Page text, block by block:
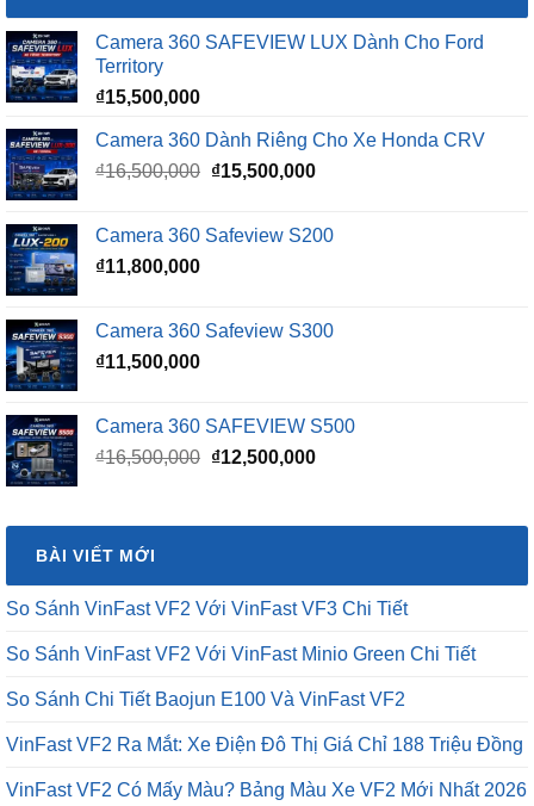
Camera 360 SAFEVIEW LUX Dành Cho Ford
Territory
₫15,500,000
Camera 360 Dành Riêng Cho Xe Honda CRV
₫16,500,000 Giá
₫16,500,000.
₫15,500,000Giá
là:
Camera 360 Safeview S200
₫11,800,000
Camera 360 Safeview S300
₫11,500,000
Camera 360 SAFEVIEW S500
₫16,500,000 Giá
₫16,500,000.
₫12,500,000Giá
là:
BÀI VIẾT MỚI
So Sánh VinFast VF2 Với VinFast VF3 Chi Tiết
So Sánh VinFast VF2 Với VinFast Minio Green Chi Tiết
So Sánh Chi Tiết Baojun E100 Và VinFast VF2
VinFast VF2 Ra Mắt: Xe Điện Đô Thị Giá Chỉ 188 Triệu Đồng
VinFast VF2 Có Mấy Màu? Bảng Màu Xe VF2 Mới Nhất 2026